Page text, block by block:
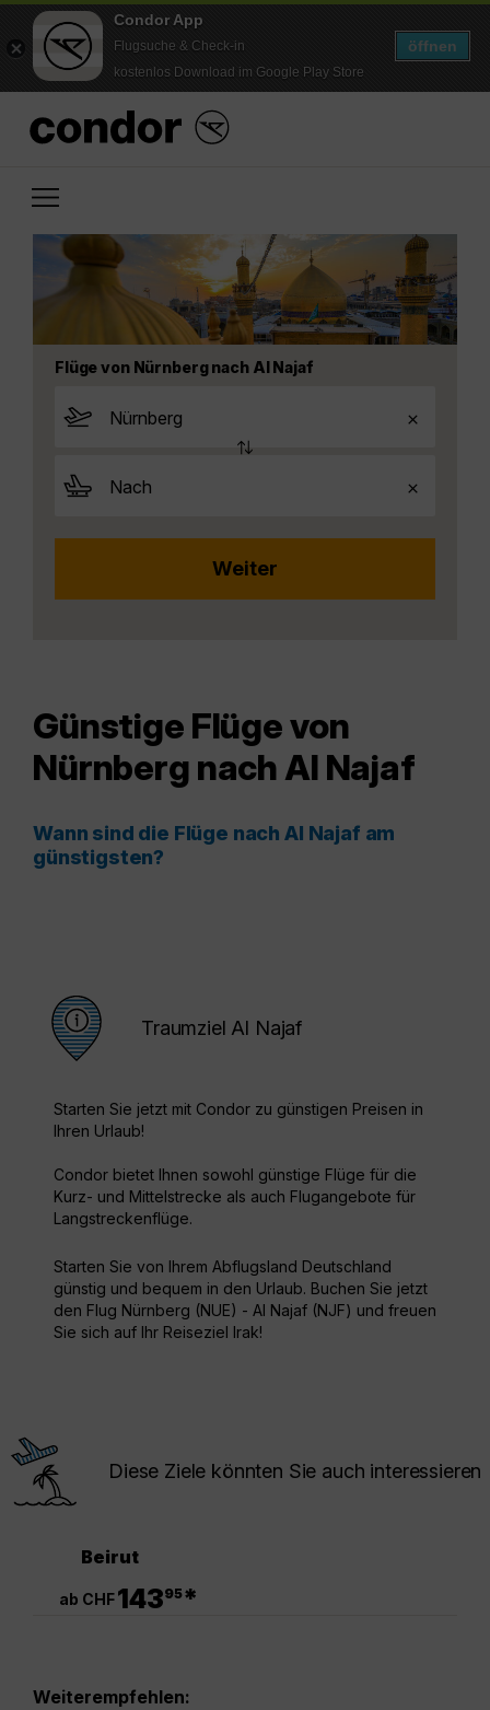
Condor App
Flugsuche & Check-in
kostenlos Download im Google Play Store
öffnen
Flüge von Nürnberg nach Al Najaf
Günstige Flüge von
Nürnberg nach Al Najaf
Wann sind die Flüge nach Al Najaf am
günstigsten?
Traumziel Al Najaf
Starten Sie jetzt mit Condor zu günstigen Preisen in
Ihren Urlaub!
Condor bietet Ihnen sowohl günstige Flüge für die
Kurz- und Mittelstrecke als auch Flugangebote für
Langstreckenflüge.
Starten Sie von Ihrem Abflugsland Deutschland
günstig und bequem in den Urlaub. Buchen Sie jetzt
den Flug Nürnberg (NUE) - Al Najaf (NJF) und freuen
Sie sich auf Ihr Reiseziel Irak!
Diese Ziele könnten Sie auch interessieren
Beirut
ab CHF14395*
Weiterempfehlen: